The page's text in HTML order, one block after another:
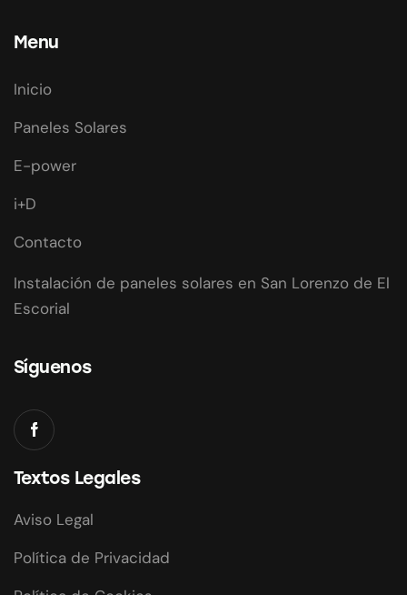
Menu
Inicio
Paneles Solares
E-power
i+D
Contacto
Instalación de paneles solares en San Lorenzo de El
Escorial
Síguenos
Textos Legales
Aviso Legal
Política de Privacidad